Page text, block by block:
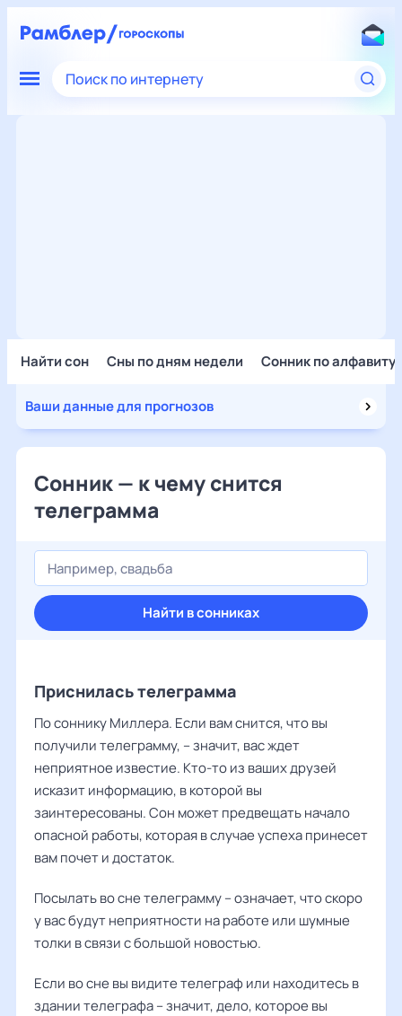
Поиск по интернету
Найти сон Сны по дням недели Сонник по алфавиту
Ваши данные для прогнозов
Сонник — к чему снится
телеграмма
Найти в сонниках
Приснилась телеграмма
По соннику Миллера. Если вам снится, что вы
получили телеграмму, – значит, вас ждет
неприятное известие. Кто-то из ваших друзей
исказит информацию, в которой вы
заинтересованы. Сон может предвещать начало
опасной работы, которая в случае успеха принесет
вам почет и достаток.
Посылать во сне телеграмму – означает, что скоро
у вас будут неприятности на работе или шумные
толки в связи с большой новостью.
Если во сне вы видите телеграф или находитесь в
здании телеграфа – значит, дело, которое вы